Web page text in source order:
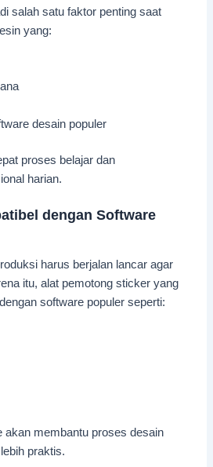
salah satu faktor penting saat
yang:
desain populer
proses belajar dan
harian.
dengan Software
harus berjalan lancar agar
itu, alat pemotong sticker yang
software populer seperti:
akan membantu proses desain
praktis.